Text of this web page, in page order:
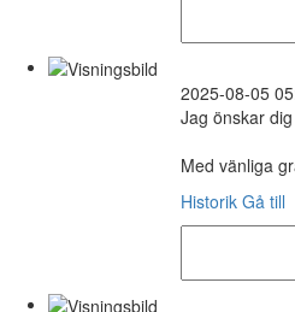
2025-08-05
Jag önskar
Med vänliga
Historik Gå till